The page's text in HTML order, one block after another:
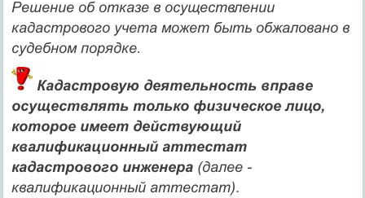
Решение об отказе в осуществлении
кадастрового учета может быть обжаловано в
судебном порядке.
Кадастровую деятельность вправе
осуществлять только физическое лицо,
которое имеет действующий
квалификационный аттестат
кадастрового инженера (далее -
квалификационный аттестат).